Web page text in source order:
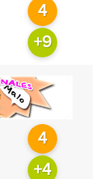
4
+9
4
+4